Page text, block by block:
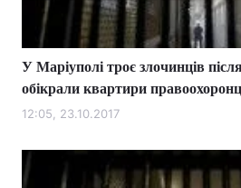
У Маріуполі троє злочинців
обікрали квартири
12:05, 23.10.2017